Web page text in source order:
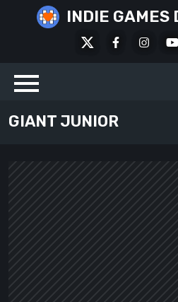
INDIE GAMES
Facebook
GIANT JUNIOR